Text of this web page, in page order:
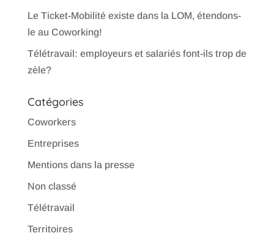
Le Ticket-Mobilité existe dans la LOM, étendons-
le au Coworking!
Télétravail: employeurs et salariés font-ils trop de
zèle?
Catégories
Coworkers
Entreprises
Mentions dans la presse
Non classé
Télétravail
Territoires